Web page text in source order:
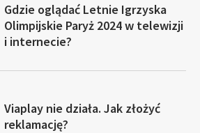
Gdzie oglądać Letnie Igrzyska
Olimpijskie Paryż 2024 w telewizji
i internecie?
Viaplay nie działa. Jak złożyć
reklamację?